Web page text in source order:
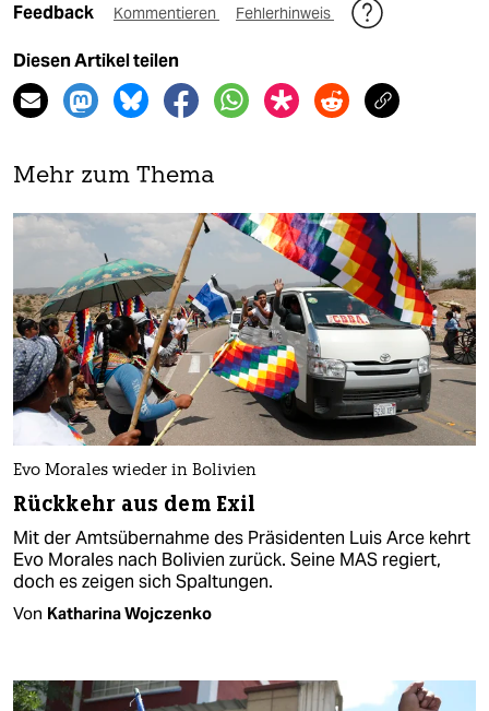
Feedback Kommentieren Fehlerhinweis
Diesen Artikel teilen
Mehr zum Thema
Evo Morales wieder in Bolivien
Rückkehr aus dem Exil
Mit der Amtsübernahme des Präsidenten Luis Arce kehrt
Evo Morales nach Bolivien zurück. Seine MAS regiert,
doch es zeigen sich Spaltungen.
Von Katharina Wojczenko